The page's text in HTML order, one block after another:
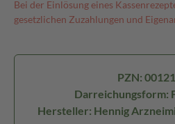
Bei der Einlösung eines
gesetzlichen Zuzahlungen und
PZN:
Darreichungsform:
Hersteller: Hennig